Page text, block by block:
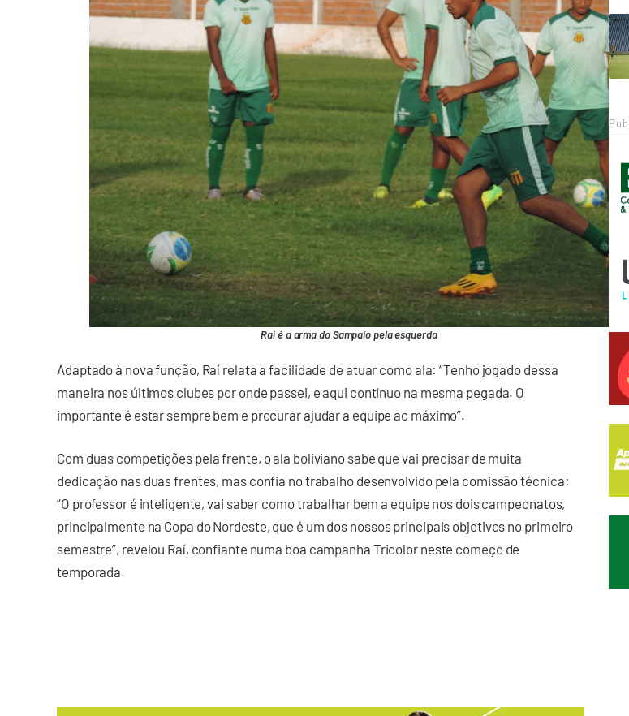
Raí é a arma do Sampaio pela esquerda
Adaptado à nova função, Raí relata a facilidade de atuar como ala: “Tenho jogado dessa
maneira nos últimos clubes por onde passei, e aqui continuo na mesma pegada. O
importante é estar sempre bem e procurar ajudar a equipe ao máximo”.
Com duas competições pela frente, o ala boliviano sabe que vai precisar de muita
dedicação nas duas frentes, mas confia no trabalho desenvolvido pela comissão técnica:
“O professor é inteligente, vai saber como trabalhar bem a equipe nos dois campeonatos,
principalmente na Copa do Nordeste, que é um dos nossos principais objetivos no primeiro
semestre”, revelou Raí, confiante numa boa campanha Tricolor neste começo de
temporada.